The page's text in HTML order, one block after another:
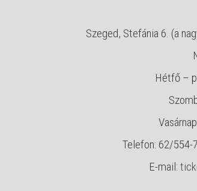
Szeged, Stefánia 6. (a
Hétfő –
Telefon: 62/554-
E-mail: